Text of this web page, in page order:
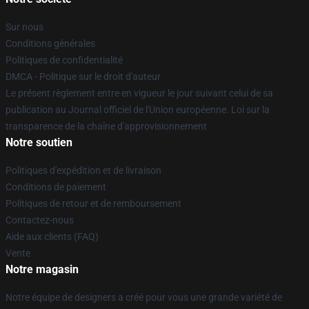
Sur nous
Conditions générales
Politiques de confidentialité
DMCA - Politique sur le droit d'auteur
Le présent règlement entre en vigueur le jour suivant celui de sa
publication au Journal officiel de l'Union européenne. Loi sur la
transparence de la chaîne d'approvisionnement
Notre soutien
Politiques d'expédition et de livraison
Conditions de paiement
Politiques de retour et de remboursement
Contactez-nous
Aide aux clients (FAQ)
Vente
Notre magasin
Notre équipe de designers a créé pour vous une grande variété de